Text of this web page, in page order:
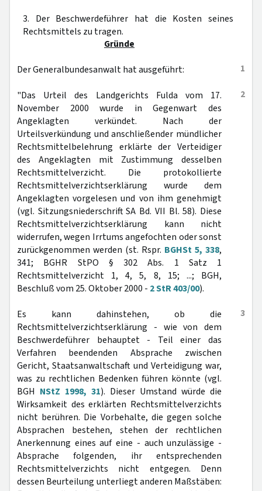
3. Der Beschwerdeführer hat die Kosten seines
Rechtsmittels zu tragen.
Gründe
1
Der Generalbundesanwalt hat ausgeführt:
2
"Das Urteil des Landgerichts Fulda vom 17.
November 2000 wurde in Gegenwart des
Angeklagten verkündet. Nach der
Urteilsverkündung und anschließender mündlicher
Rechtsmittelbelehrung erklärte der Verteidiger
des Angeklagten mit Zustimmung desselben
Rechtsmittelverzicht. Die protokollierte
Rechtsmittelverzichtserklärung wurde dem
Angeklagten vorgelesen und von ihm genehmigt
(vgl. Sitzungsniederschrift SA Bd. VII Bl. 58). Diese
Rechtsmittelverzichtserklärung kann nicht
widerrufen, wegen Irrtums angefochten oder sonst
zurückgenommen werden (st. Rspr. BGHSt 5, 338,
341; BGHR StPO § 302 Abs. 1 Satz 1
Rechtsmittelverzicht 1, 4, 5, 8, 15; ...; BGH,
Beschluß vom 25. Oktober 2000 - 2 StR 403/00).
3
Es kann dahinstehen, ob die
Rechtsmittelverzichtserklärung - wie von dem
Beschwerdeführer behauptet - Teil einer das
Verfahren beendenden Absprache zwischen
Gericht, Staatsanwaltschaft und Verteidigung war,
was zu rechtlichen Bedenken führen könnte (vgl.
BGH NStZ 1998, 31). Dieser Umstand würde die
Wirksamkeit des erklärten Rechtsmittelverzichts
nicht berühren. Die Vorbehalte, die gegen solche
Absprachen bestehen, stehen der rechtlichen
Anerkennung eines auf eine - auch unzulässige -
Absprache folgenden, ihr entsprechenden
Rechtsmittelverzichts nicht entgegen. Denn
dessen Beurteilung unterliegt anderen Maßstäben: